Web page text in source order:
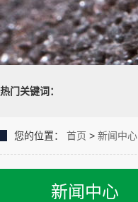
热门关键词：
您的位置： 首页 > 新闻中心
新闻中心